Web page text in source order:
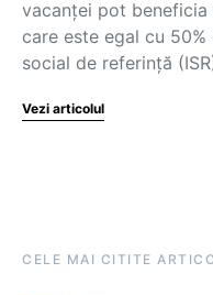
vacanței pot beneficia
care este egal cu
social de referință
Vezi articolul
CELE MAI CITITE